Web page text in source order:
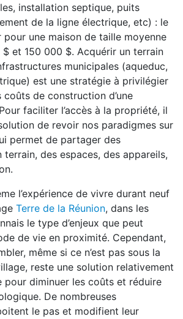
installation septique, puits
de la ligne électrique, etc) : le
une maison de taille moyenne
et 150 000 $. Acquérir un terrain
municipales (aqueduc,
est une stratégie à privilégier
de construction d’une
faciliter l’accès à la propriété, il
de revoir nos paradigmes sur
permet de partager des
terrain, des espaces, des appareils,
l’expérience de vivre durant neuf
Terre de la Réunion, dans les
le type d’enjeux que peut
de vie en proximité. Cependant,
même si ce n’est pas sous la
reste une solution relativement
pour diminuer les coûts et réduire
De nombreuses
le pas et modifient leur